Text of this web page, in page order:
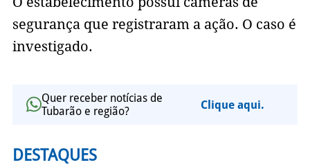
segurança que registraram a ação. O caso é
investigado.
Quer receber notícias de
Tubarão e região?
Clique aqui.
DESTAQUES